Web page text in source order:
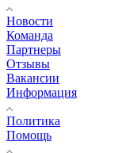
Новости
Команда
Партнеры
Отзывы
Вакансии
Информация
Политика
Помощь